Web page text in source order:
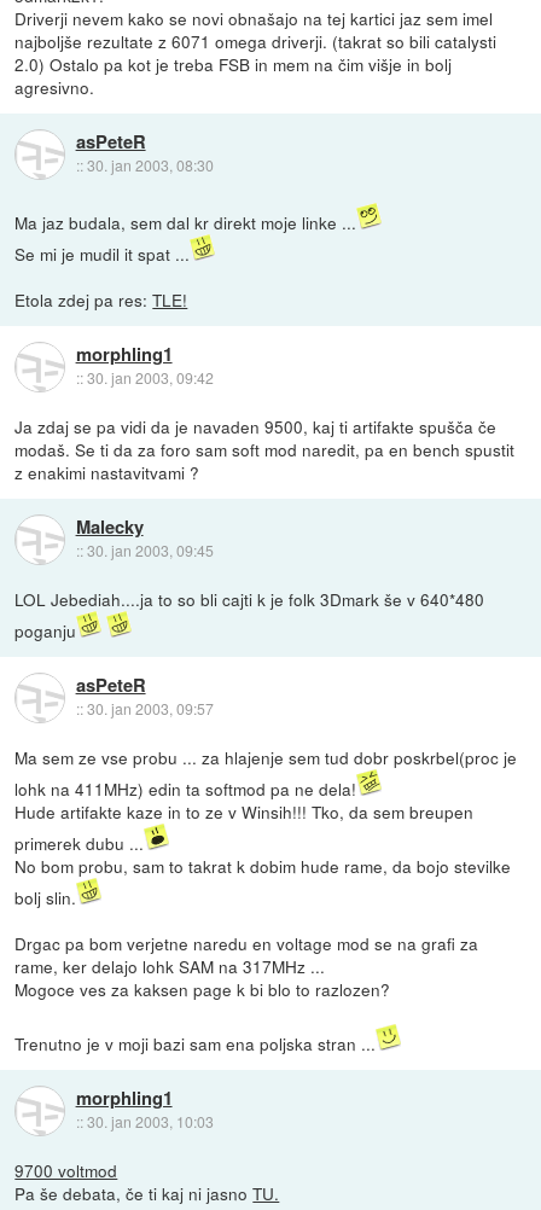
Driverji nevem kako se novi obnašajo na tej kartici jaz sem imel
najboljše rezultate z 6071 omega driverji. (takrat so bili catalysti
2.0) Ostalo pa kot je treba FSB in mem na čim višje in bolj
agresivno.
asPeteR
::30. jan 2003, 08:30
Ma jaz budala, sem dal kr direkt moje linke ...
Se mi je mudil it spat ...
Etola zdej pa res:TLE!
morphling1
::30. jan 2003, 09:42
Ja zdaj se pa vidi da je navaden 9500, kaj ti artifakte spušča če
modaš. Se ti da za foro sam soft mod naredit, pa en bench spustit
z enakimi nastavitvami ?
Malecky
::30. jan 2003, 09:45
LOL Jebediah....ja to so bli cajti k je folk 3Dmark še v 640*480
poganju
asPeteR
::30. jan 2003, 09:57
Ma sem ze vse probu ... za hlajenje sem tud dobr poskrbel(proc je
lohk na 411MHz) edin ta softmod pa ne dela!
Hude artifakte kaze in to ze v Winsih!!! Tko, da sem breupen
primerek dubu ...
No bom probu, sam to takrat k dobim hude rame, da bojo stevilke
bolj slin.
Drgac pa bom verjetne naredu en voltage mod se na grafi za
rame, ker delajo lohk SAM na 317MHz ...
Mogoce ves za kaksen page k bi blo to razlozen?
Trenutno je v moji bazi sam ena poljska stran ...
morphling1
::30. jan 2003, 10:03
9700 voltmod
Pa še debata, če ti kaj ni jasnoTU.